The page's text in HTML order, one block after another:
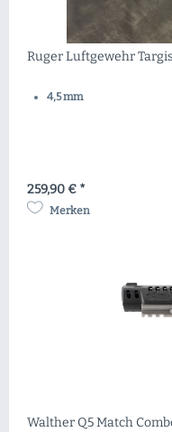
Ruger Luftgewehr
4,5 mm
259,90 € *
Merken
Walther Q5 Match